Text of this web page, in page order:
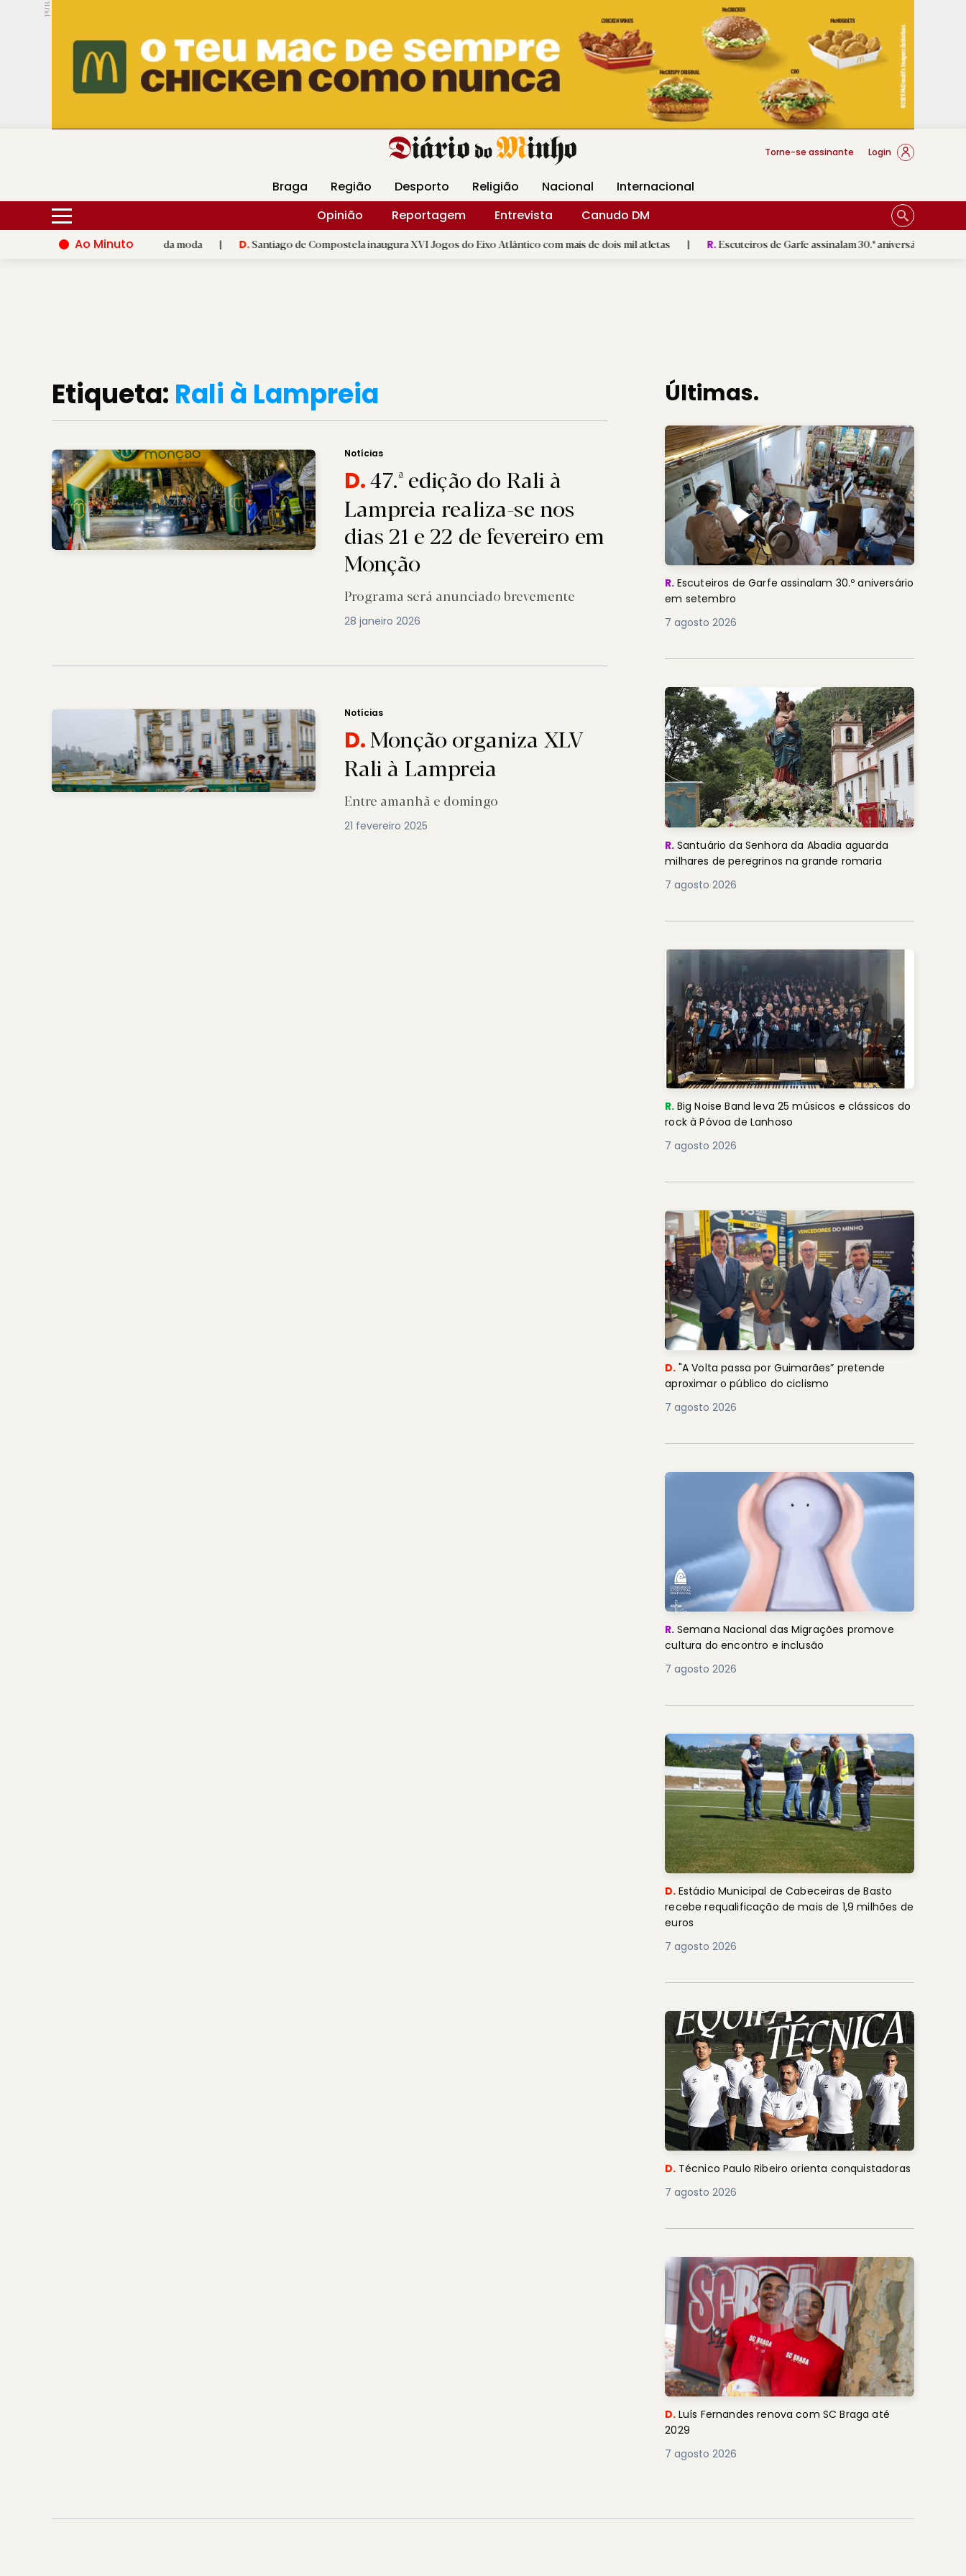
PUB.
Hoje 17ºC 25ºC DMtv Revista Minha Gráfica DM Livraria DM Arquidiocese Braga
Torne-se assinante Login
Braga Região Desporto Religião Nacional
Internacional
Opinião
Reportagem Entrevista
Canudo DM
Ao Minuto
do mundo da moda D.Santiago de Compostela inaugura XVI Jogos do Eixo Atlântico com mais de dois mil atletas | R.Escuteiros de Garfe assinalam 30.º aniversário em setembro
Etiqueta: Rali à Lampreia
Notícias
D.47.ª edição do Rali à
Lampreia realiza-se nos
dias 21 e 22 de fevereiro em
Monção
Programa será anunciado brevemente
28 janeiro 2026
Notícias
D.Monção organiza XLV
Rali à Lampreia
Entre amanhã e domingo
21 fevereiro 2025
Últimas.
R. Escuteiros de Garfe assinalam 30.º aniversário
em setembro
7 agosto 2026
R. Santuário da Senhora da Abadia aguarda
milhares de peregrinos na grande romaria
7 agosto 2026
R. Big Noise Band leva 25 músicos e clássicos do
rock à Póvoa de Lanhoso
7 agosto 2026
D. "A Volta passa por Guimarães” pretende
aproximar o público do ciclismo
7 agosto 2026
R. Semana Nacional das Migrações promove
cultura do encontro e inclusão
7 agosto 2026
D. Estádio Municipal de Cabeceiras de Basto
recebe requalificação de mais de 1,9 milhões de
euros
7 agosto 2026
D. Técnico Paulo Ribeiro orienta conquistadoras
7 agosto 2026
D. Luís Fernandes renova com SC Braga até
2029
7 agosto 2026